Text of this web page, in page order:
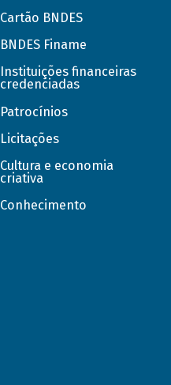
Cartão BNDES
BNDES Finame
Instituições financeiras
credenciadas
Patrocínios
Licitações
Cultura e economia
criativa
Conhecimento